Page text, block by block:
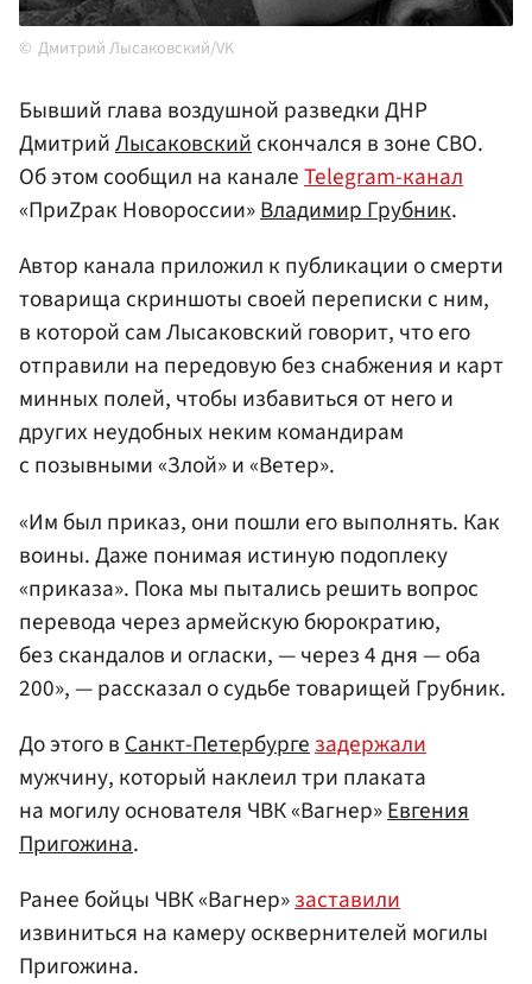
Дмитрий Лысаковский/VK
Бывший глава воздушной разведки ДНР
ДмитрийЛысаковскийскончался в зоне СВО.
Об этом сообщил на каналеTelegram-канал
«ПриZрак Новороссии»Владимир Грубник.
Автор канала приложил к публикации о смерти
товарища скриншоты своей переписки с ним,
в которой сам Лысаковский говорит, что его
отправили на передовую без снабжения и карт
минных полей, чтобы избавиться от него и
других неудобных неким командирам
с позывными «Злой» и «Ветер».
«Им был приказ, они пошли его выполнять. Как
воины. Даже понимая истиную подоплеку
«приказа». Пока мы пытались решить вопрос
перевода через армейскую бюрократию,
без скандалов и огласки, — через 4 дня — оба
200», — рассказал о судьбе товарищей Грубник.
До этого вСанкт-Петербургезадержали
мужчину, который наклеил три плаката
на могилу основателя ЧВК «Вагнер»Евгения
Пригожина.
Ранее бойцы ЧВК «Вагнер»заставили
извиниться на камеру осквернителей могилы
Пригожина.